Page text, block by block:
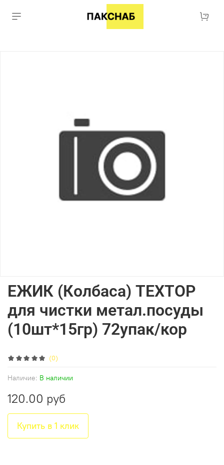
(0)
Наличие: В наличии
ЕЖИК (Колбаса) TEXTOP
для чистки метал.посуды
(10шт*15гр) 72упак/кор
120.00 руб
Купить в 1 клик